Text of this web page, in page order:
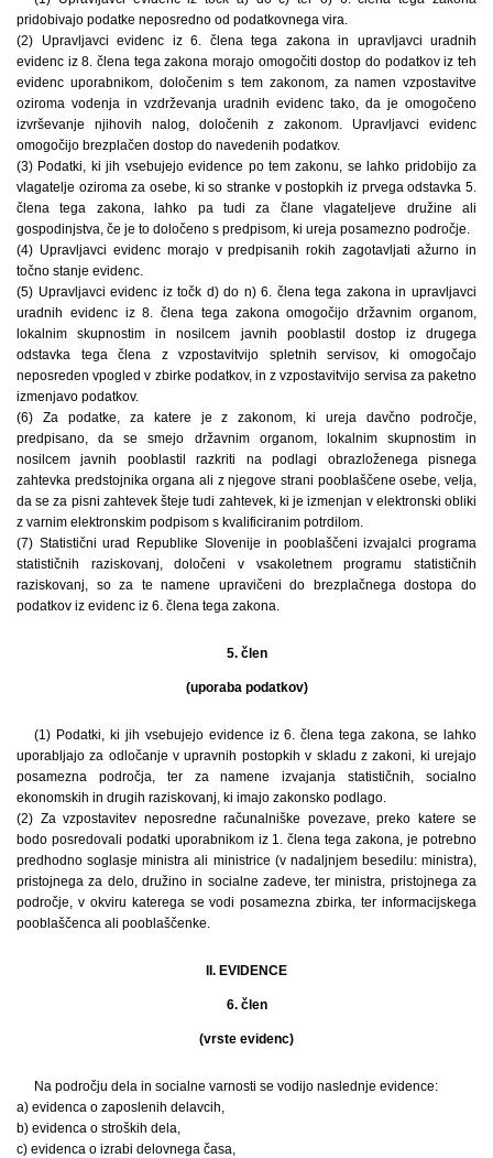
pridobivajo podatke neposredno od podatkovnega vira.
(2) Upravljavci evidenc iz 6. člena tega zakona in upravljavci uradnih
evidenc iz 8. člena tega zakona morajo omogočiti dostop do podatkov iz teh
evidenc uporabnikom, določenim s tem zakonom, za namen vzpostavitve
oziroma vodenja in vzdrževanja uradnih evidenc tako, da je omogočeno
izvrševanje njihovih nalog, določenih z zakonom. Upravljavci evidenc
omogočijo brezplačen dostop do navedenih podatkov.
(3) Podatki, ki jih vsebujejo evidence po tem zakonu, se lahko pridobijo za
vlagatelje oziroma za osebe, ki so stranke v postopkih iz prvega odstavka 5.
člena tega zakona, lahko pa tudi za člane vlagateljeve družine ali
gospodinjstva, če je to določeno s predpisom, ki ureja posamezno področje.
(4) Upravljavci evidenc morajo v predpisanih rokih zagotavljati ažurno in
točno stanje evidenc.
(5) Upravljavci evidenc iz točk d) do n) 6. člena tega zakona in upravljavci
uradnih evidenc iz 8. člena tega zakona omogočijo državnim organom,
lokalnim skupnostim in nosilcem javnih pooblastil dostop iz drugega
odstavka tega člena z vzpostavitvijo spletnih servisov, ki omogočajo
neposreden vpogled v zbirke podatkov, in z vzpostavitvijo servisa za paketno
izmenjavo podatkov.
(6) Za podatke, za katere je z zakonom, ki ureja davčno področje,
predpisano, da se smejo državnim organom, lokalnim skupnostim in
nosilcem javnih pooblastil razkriti na podlagi obrazloženega pisnega
zahtevka predstojnika organa ali z njegove strani pooblaščene osebe, velja,
da se za pisni zahtevek šteje tudi zahtevek, ki je izmenjan v elektronski obliki
z varnim elektronskim podpisom s kvalificiranim potrdilom.
(7) Statistični urad Republike Slovenije in pooblaščeni izvajalci programa
statističnih raziskovanj, določeni v vsakoletnem programu statističnih
raziskovanj, so za te namene upravičeni do brezplačnega dostopa do
podatkov iz evidenc iz 6. člena tega zakona.
5. člen
(uporaba podatkov)
(1) Podatki, ki jih vsebujejo evidence iz 6. člena tega zakona, se lahko
uporabljajo za odločanje v upravnih postopkih v skladu z zakoni, ki urejajo
posamezna področja, ter za namene izvajanja statističnih, socialno
ekonomskih in drugih raziskovanj, ki imajo zakonsko podlago.
(2) Za vzpostavitev neposredne računalniške povezave, preko katere se
bodo posredovali podatki uporabnikom iz 1. člena tega zakona, je potrebno
predhodno soglasje ministra ali ministrice (v nadaljnjem besedilu: ministra),
pristojnega za delo, družino in socialne zadeve, ter ministra, pristojnega za
področje, v okviru katerega se vodi posamezna zbirka, ter informacijskega
pooblaščenca ali pooblaščenke.
II. EVIDENCE
6. člen
(vrste evidenc)
Na področju dela in socialne varnosti se vodijo naslednje evidence:
a) evidenca o zaposlenih delavcih,
b) evidenca o stroških dela,
c) evidenca o izrabi delovnega časa,